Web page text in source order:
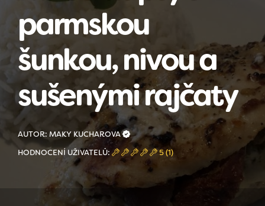
parmskou
šunkou, nivou a
sušenými rajčaty
AUTOR: MAKY KUCHAROVA
HODNOCENÍ UŽIVATELŮ:
5 (1)